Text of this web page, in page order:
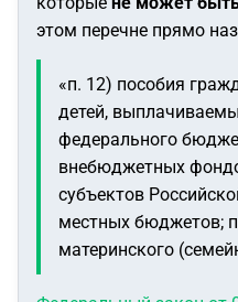
этом перечне прямо
«п. 12) пособия
детей,
федерального
внебюджетных
субъектов
местных бюджетов;
материнского